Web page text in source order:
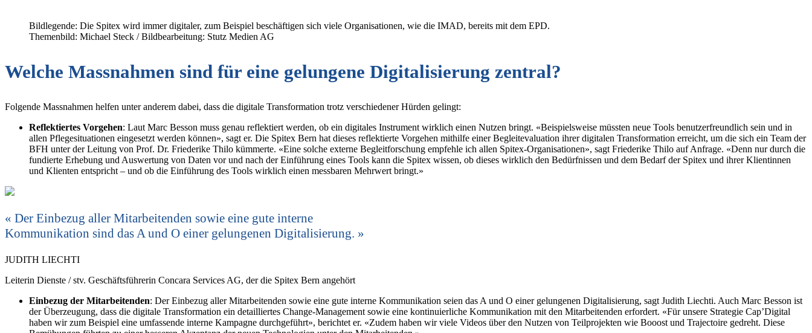
Bildlegende: Die Spitex wird immer digitaler, zum Beispiel beschäftigen sich viele Organisationen, wie die IMAD, bereits mit dem EPD.
Themenbild: Michael Steck / Bildbearbeitung: Stutz Medien AG
Welche Massnahmen sind für eine gelungene Digitalisierung zentral?
Folgende Massnahmen helfen unter anderem dabei, dass die digitale Transformation trotz verschiedener Hürden gelingt:
Reflektiertes Vorgehen: Laut Marc Besson muss genau reflektiert werden, ob ein digitales Instrument wirklich einen Nutzen bringt. «Beispielsweise müssten neue Tools benutzerfreundlich sein und in
allen Pflegesituationen eingesetzt werden können», sagt er. Die Spitex Bern hat dieses ­reflektierte Vorgehen mithilfe einer Begleitevaluation ihrer digitalen Transformation erreicht, um die sich ein Team der
BFH unter der Leitung von Prof. Dr. Friederike Thilo kümmerte. «Eine solche externe Begleitforschung empfehle ich allen Spitex-Organisationen», sagt Friederike Thilo auf Anfrage. «Denn nur durch die
fundierte Erhebung und Auswertung von Daten vor und nach der Einführung eines Tools kann die Spitex wissen, ob dieses wirklich den Bedürfnissen und dem Bedarf der Spitex und ihrer Klientinnen
und Klienten entspricht – und ob die Einführung des Tools wirklich einen messbaren Mehrwert bringt.»
Der Einbezug aller Mitarbeitenden sowie eine gute interne
Kommunikation sind das A und O einer gelungenen Digitalisierung.
JUDITH LIECHTI
Leiterin Dienste / stv. Geschäftsführerin Concara Services AG, der die Spitex Bern angehört
Einbezug der Mitarbeitenden: Der Einbezug aller Mitarbeitenden sowie eine gute interne Kommunikation seien das A und O einer gelungenen Digit­alisierung, sagt Judith Liechti. Auch Marc Besson ist
der Überzeugung, dass die digitale Transformation ein detailliertes Change-Management sowie eine kontinuierliche Kommunikation mit den Mitarbeitenden erfordert. «Für unsere Strategie Cap’Digital
haben wir zum Beispiel eine umfassende interne Kampagne durchgeführt», berichtet er. «Zudem haben wir viele Videos über den Nutzen von Teilprojekten wie Booost und Trajectoire gedreht. Diese